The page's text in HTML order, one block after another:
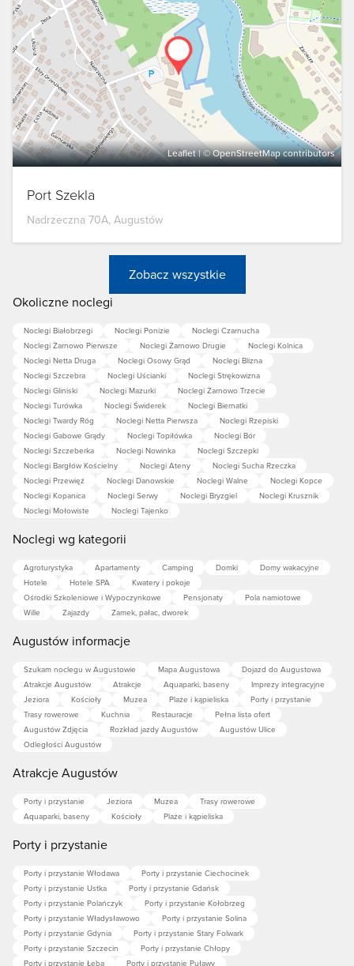
Leaflet| ©OpenStreetMapcontributors
Port Szekla
Nadrzeczna 70A, Augustów
Zobacz wszystkie
Okoliczne noclegi
Noclegi Białobrzegi Noclegi Ponizie
Noclegi Czarnucha
Noclegi Żarnowo Pierwsze
Noclegi Żarnowo Drugie
Noclegi Kolnica
Noclegi Netta Druga
Noclegi Osowy Grąd
Noclegi Blizna
Noclegi Szczebra
Noclegi Uścianki
Noclegi Strękowizna
Noclegi Gliniski
Noclegi Mazurki
Noclegi Żarnowo Trzecie
Noclegi Turówka
Noclegi Świderek
Noclegi Biernatki
Noclegi Twardy Róg
Noclegi Netta Pierwsza
Noclegi Rzepiski
Noclegi Gabowe Grądy
Noclegi Topiłówka
Noclegi Bór
Noclegi Szczeberka
Noclegi Nowinka
Noclegi Szczepki
Noclegi Bargłów Kościelny
Noclegi Ateny
Noclegi Sucha Rzeczka
Noclegi Przewięź
Noclegi Danowskie Noclegi Walne
Noclegi Kopce
Noclegi Kopanica
Noclegi Serwy Noclegi Bryzgiel
Noclegi Krusznik
Noclegi Mołowiste
Noclegi Tajenko
Noclegi wg kategorii
Agroturystyka Apartamenty Camping Domki
Domy wakacyjne
Hotele
Hotele SPA
Kwatery i pokoje
Ośrodki Szkoleniowe i Wypoczynkowe
Pensjonaty
Pola namiotowe
Wille
Zajazdy Zamek, pałac, dworek
Augustów informacje
Szukam noclegu w Augustowie Mapa Augustowa
Dojazd do Augustowa
Atrakcje Augustów
Atrakcje Aquaparki, baseny
Imprezy integracyjne
Jeziora
Kościoły Muzea Plaże i kąpieliska
Porty i przystanie
Trasy rowerowe
Kuchnia Restauracje
Pełna lista ofert
Augustów Zdjęcia
Rozkład jazdy Augustów
Augustów Ulice
Odległości Augustów
Atrakcje Augustów
Porty i przystanie Jeziora Muzea
Trasy rowerowe
Aquaparki, baseny
Kościoły Plaże i kąpieliska
Porty i przystanie
Porty i przystanie Włodawa
Porty i przystanie Ciechocinek
Porty i przystanie Ustka
Porty i przystanie Gdańsk
Porty i przystanie Polańczyk
Porty i przystanie Kołobrzeg
Porty i przystanie Władysławowo
Porty i przystanie Solina
Porty i przystanie Gdynia
Porty i przystanie Stary Folwark
Porty i przystanie Szczecin
Porty i przystanie Chłopy
Porty i przystanie Łeba
Porty i przystanie Puławy